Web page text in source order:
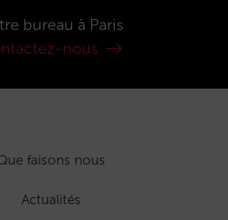
bureau à Paris
nous
faisons nous
Actualités